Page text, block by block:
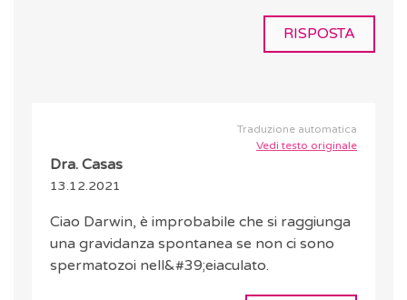
RISPOSTA
Traduzione automatica
Vedi testo originale
Dra. Casas
13.12.2021
Ciao Darwin, è improbabile che si raggiunga
una gravidanza spontanea se non ci sono
spermatozoi nell&#39;eiaculato.